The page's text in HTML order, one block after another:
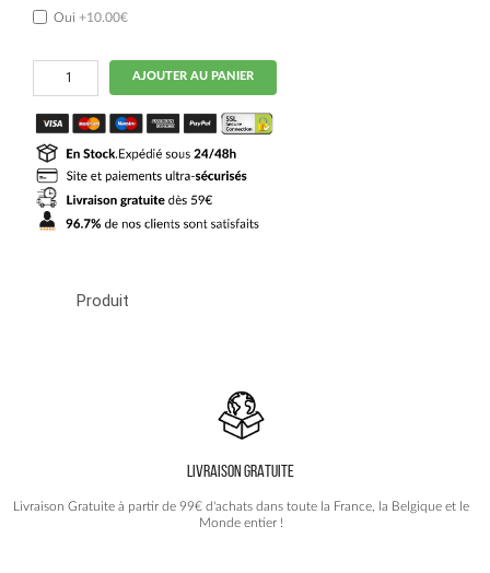
Oui +10.00€
quantité
MAILLOT
ANGLETERRE
EXTERIEUR
EURO
2024
QUALIFICATIONS
AJOUTER AU PANIER
Produit
LIVRAISON GRATUITE
Livraison Gratuite à partir de 99€ d'achats dans toute la France, la Belgique et le
Monde entier !